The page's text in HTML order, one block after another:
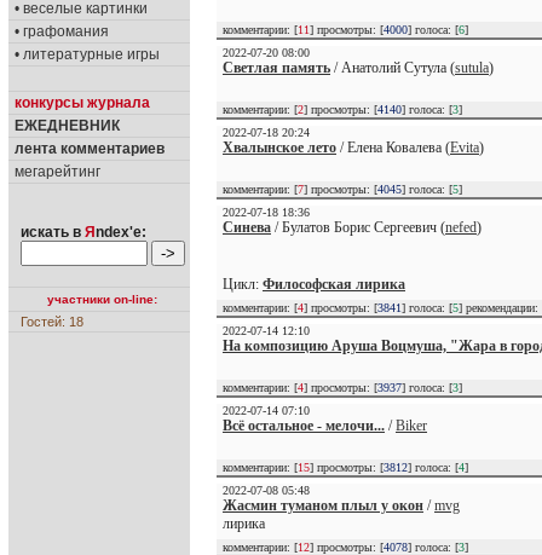
• веселые картинки
• графомания
• литературные игры
конкурсы журнала
ЕЖЕДНЕВНИК
лента комментариев
мегарейтинг
искать в Я ndex'е:
участники on-line:
Гостей: 18
комментарии: [11] просмотры: [4000] голоса: [6]
2022-07-20 08:00
Светлая память / Анатолий Сутула (sutula)
комментарии: [2] просмотры: [4140] голоса: [3]
2022-07-18 20:24
Хвалынское лето / Елена Ковалева (Evita)
комментарии: [7] просмотры: [4045] голоса: [5]
2022-07-18 18:36
Синева / Булатов Борис Сергеевич (nefed)
Цикл: Философская лирика
комментарии: [4] просмотры: [3841] голоса: [5] рекомендации:
2022-07-14 12:10
На композицию Аруша Воцмуша, "Жара в
комментарии: [4] просмотры: [3937] голоса: [3]
2022-07-14 07:10
Всё остальное - мелочи... /Biker
комментарии: [15] просмотры: [3812] голоса: [4]
2022-07-08 05:48
Жасмин туманом плыл у окон /mvg
лирика
комментарии: [12] просмотры: [4078] голоса: [3]